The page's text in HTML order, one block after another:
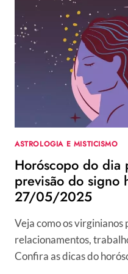
LIBRA:
VEJA
PREVISÃO
DO
SIGNO
HOJE,
TERÇA,
27/05/2025
ASTROLOGIA E MISTICISMO
Horóscopo do dia
previsão do signo
27/05/2025
Veja como os virginianos
relacionamentos,
Confira as dicas do